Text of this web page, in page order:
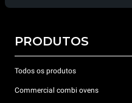
PRODUTOS
Todos os produtos
Commercial combi ovens